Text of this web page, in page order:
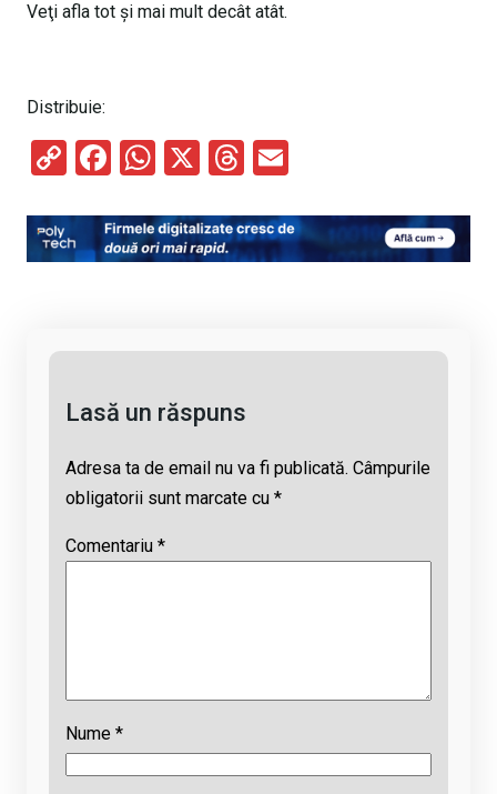
Veţi afla tot şi mai mult decât atât.
Distribuie:
C
py
Li
F
ce
b
W
at
s
X
T
e
a
ail
Lasă un răspuns
Adresa ta de email nu va fi publicată. Câmpurile
obligatorii sunt marcate cu *
Comentariu *
Nume *